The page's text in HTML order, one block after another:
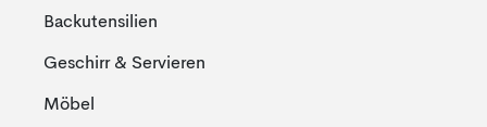
Backutensilien
Geschirr & Servieren
Möbel